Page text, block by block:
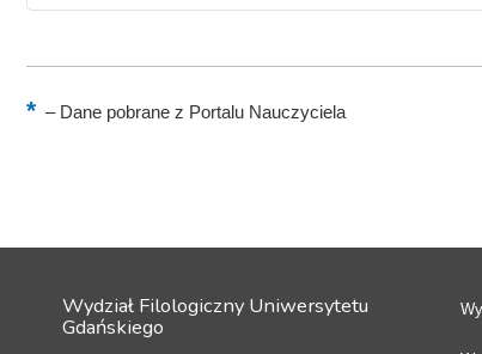
–Dane pobrane z Portalu Nauczyciela
Wydział Filologiczny Uniwersytetu
Gdańskiego